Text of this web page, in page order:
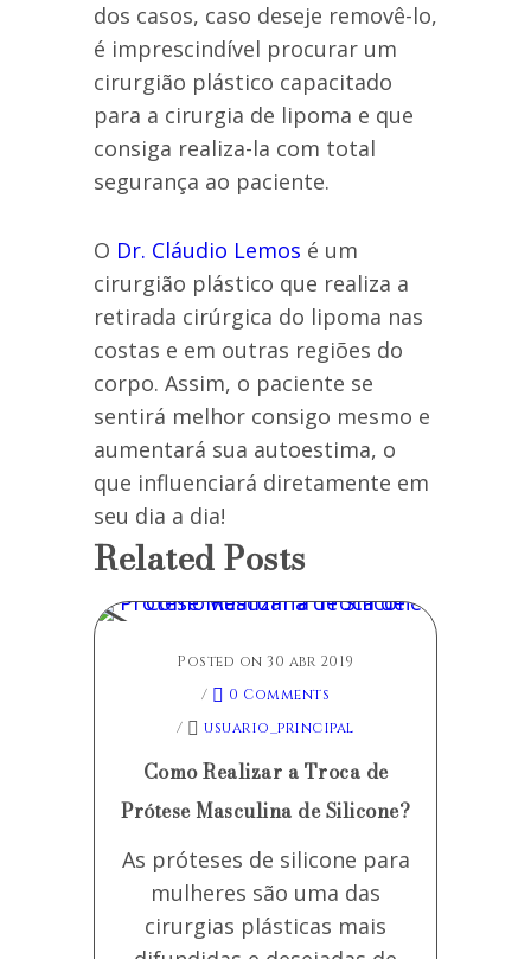
dos casos, caso deseje removê-lo,
é imprescindível procurar um
cirurgião plástico capacitado
para a cirurgia de lipoma e que
consiga realiza-la com total
segurança ao paciente.
O Dr. Cláudio Lemos é um
cirurgião plástico que realiza a
retirada cirúrgica do lipoma nas
costas e em outras regiões do
corpo. Assim, o paciente se
sentirá melhor consigo mesmo e
aumentará sua autoestima, o
que influenciará diretamente em
seu dia a dia!
Related Posts
Posted on 30 abr 2019
/
0 Comments
/
usuario_principal
Como Realizar a Troca de
Prótese Masculina de Silicone?
As próteses de silicone para
mulheres são uma das
cirurgias plásticas mais